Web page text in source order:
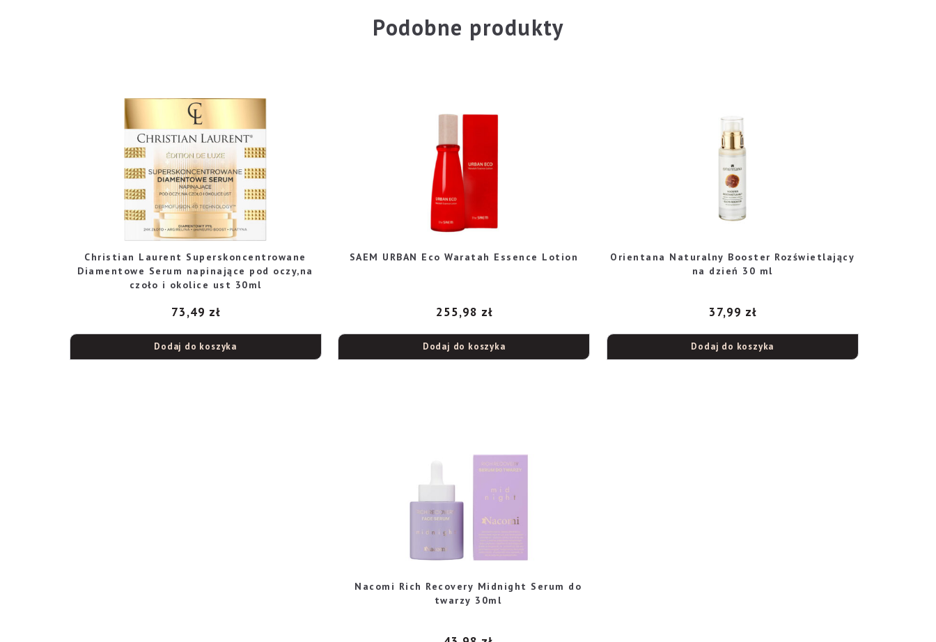
Podobne produkty
Christian Laurent Superskoncentrowane
Diamentowe Serum napinające pod oczy,na
czoło i okolice ust 30ml
73,49 zł
Dodaj do koszyka
SAEM URBAN Eco Waratah Essence Lotion
255,98 zł
Dodaj do koszyka
Orientana Naturalny Booster Rozświetlający
na dzień 30 ml
37,99 zł
Dodaj do koszyka
Nacomi Rich Recovery Midnight Serum do
twarzy 30ml